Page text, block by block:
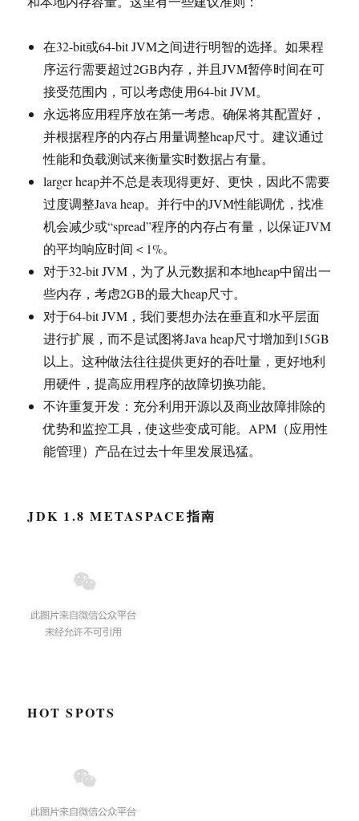
在32-bit或64-bit JVM之间进行明智的选择。如果程
序运行需要超过2GB内存，并且JVM暂停时间在可
接受范围内，可以考虑使用64-bit JVM。
永远将应用程序放在第一考虑。确保将其配置好，
并根据程序的内存占用量调整heap尺寸。建议通过
性能和负载测试来衡量实时数据占有量。
larger heap并不总是表现得更好、更快，因此不需要
过度调整Java heap。并行中的JVM性能调优，找准
机会减少或“spread”程序的内存占有量，以保证JVM
的平均响应时间＜1%。
对于32-bit JVM，为了从元数据和本地heap中留出一
些内存，考虑2GB的最大heap尺寸。
对于64-bit JVM，我们要想办法在垂直和水平层面
进行扩展，而不是试图将Java heap尺寸增加到15GB
以上。这种做法往往提供更好的吞吐量，更好地利
用硬件，提高应用程序的故障切换功能。
不许重复开发：充分利用开源以及商业故障排除的
优势和监控工具，使这些变成可能。APM（应用性
能管理）产品在过去十年里发展迅猛。
JDK 1.8 METASPACE指南
HOT SPOTS